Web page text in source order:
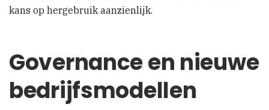
kans op hergebruik aanzienlijk.
Governance en nieuwe
bedrijfsmodellen